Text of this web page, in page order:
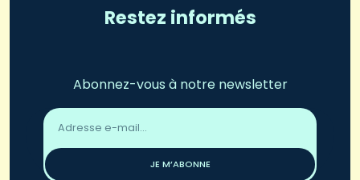
Restez informés
Abonnez-vous à notre newsletter
Adresse
email
JE M’ABONNE